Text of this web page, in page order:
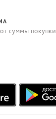
суммы покупки